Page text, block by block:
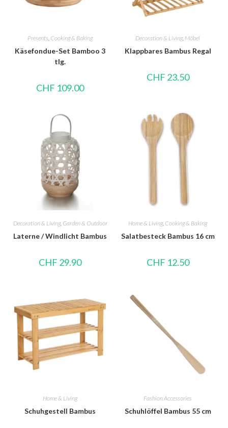
Presents Cooking & Baking
Käsefondue-Set Bamboo 3
tlg.
CHF 109.00
Decoration & Living, Möbel
Klappbares Bambus Regal
CHF 23.50
Decoration & Living, Garden & Outdoor
Laterne / Windlicht Bambus
CHF 29.90
Home & Living, Cooking & Baking
Salatbesteck Bambus 16 cm
CHF 12.50
Home & Living
Schuhgestell Bambus
Fashion Accessories
Schuhlöffel Bambus 55 cm